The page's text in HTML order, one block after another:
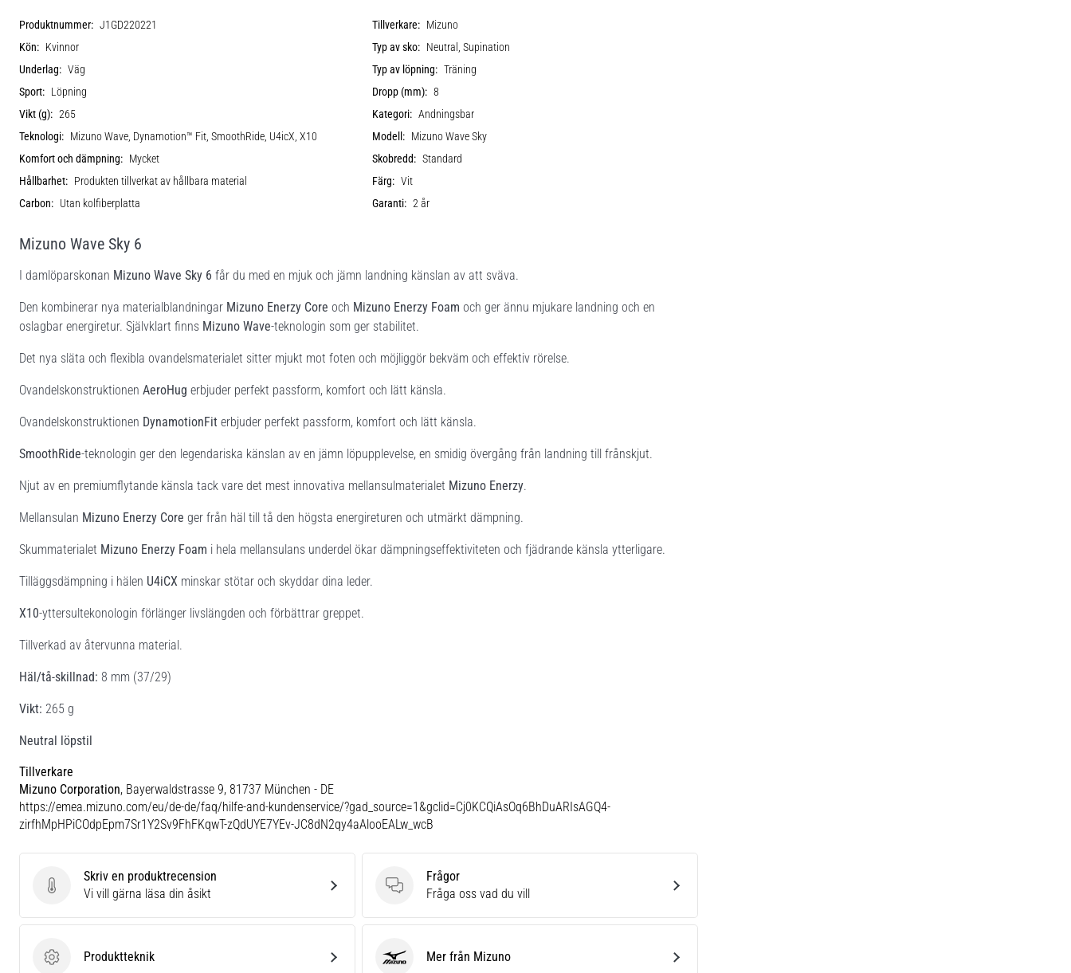
Produktnummer: J1GD220221 Tillverkare: Mizuno
Kön: Kvinnor Typ av sko: Neutral, Supination
Underlag: Väg Typ av löpning: Träning
Sport: Löpning Dropp (mm): 8
Vikt (g): 265 Kategori: Andningsbar
Teknologi: Mizuno Wave, Dynamotion™ Fit, SmoothRide, U4icX, X10 Modell: Mizuno Wave Sky
Komfort och dämpning: Mycket Skobredd: Standard
Hållbarhet: Produkten tillverkat av hållbara material Färg: Vit
Carbon: Utan kolfiberplatta Garanti: 2 år
Mizuno Wave Sky 6
I damlöparskonan Mizuno Wave Sky 6 får du med en mjuk och jämn landning känslan av att sväva.
Den kombinerar nya materialblandningar Mizuno Enerzy Core och Mizuno Enerzy Foam och ger ännu mjukare landning och en
oslagbar energiretur. Självklart finns Mizuno Wave-teknologin som ger stabilitet.
Det nya släta och flexibla ovandelsmaterialet sitter mjukt mot foten och möjliggör bekväm och effektiv rörelse.
Ovandelskonstruktionen AeroHug erbjuder perfekt passform, komfort och lätt känsla.
Ovandelskonstruktionen DynamotionFit erbjuder perfekt passform, komfort och lätt känsla.
SmoothRide-teknologin ger den legendariska känslan av en jämn löpupplevelse, en smidig övergång från landning till frånskjut.
Njut av en premiumflytande känsla tack vare det mest innovativa mellansulmaterialet Mizuno Enerzy.
Mellansulan Mizuno Enerzy Core ger från häl till tå den högsta energireturen och utmärkt dämpning.
Skummaterialet Mizuno Enerzy Foam i hela mellansulans underdel ökar dämpningseffektiviteten och fjädrande känsla ytterligare.
Tilläggsdämpning i hälen U4iCX minskar stötar och skyddar dina leder.
X10-yttersultekonologin förlänger livslängden och förbättrar greppet.
Tillverkad av återvunna material.
Häl/tå-skillnad: 8 mm (37/29)
Vikt: 265 g
Neutral löpstil
Tillverkare
Mizuno Corporation, Bayerwaldstrasse 9, 81737 München - DE
https://emea.mizuno.com/eu/de-de/faq/hilfe-and-kundenservice/?gad_source=1&gclid=Cj0KCQiAsOq6BhDuARIsAGQ4-
zirfhMpHPiCOdpEpm7Sr1Y2Sv9FhFKqwT-zQdUYE7YEv-JC8dN2qy4aAlooEALw_wcB
Skriv en produktrecension
Skriv en produktrecension
Vi vill gärna läsa din åsikt
Frågor
Frågor
Fråga oss vad du vill
ProduktteknikProduktteknik MizunoMer från Mizuno